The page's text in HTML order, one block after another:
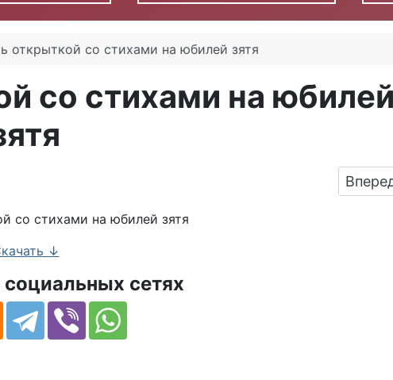
открыткой со стихами на юбилей зятя
со стихами на юбилей
в юбилей зятя
↓
сетях